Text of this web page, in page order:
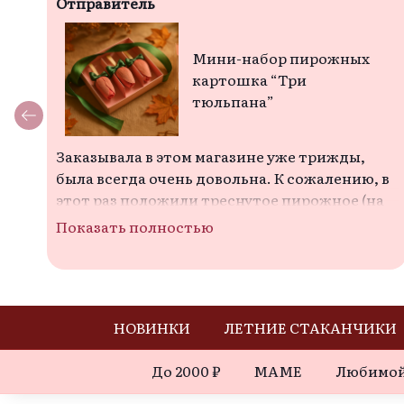
Мини-набор пирожных
картошка “Три
тюльпана”
Заказывала в этом магазине уже трижды,
была всегда очень довольна. К сожалению, в
этот раз положили треснутое пирожное (на
моем фото видно), а заказывала на подарок
критично, но не очень приятно. С кексами
Показать полностью
НОВИНКИ ЛЕТНИЕ СТАКАНЧИКИ
До 2000 ₽ МАМЕ